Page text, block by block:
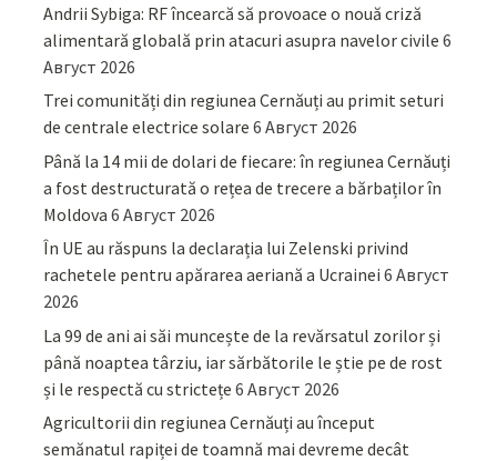
Andrii Sybiga: RF încearcă să provoace o nouă criză
alimentară globală prin atacuri asupra navelor civile 6
Август 2026
Trei comunități din regiunea Cernăuți au primit seturi
de centrale electrice solare 6 Август 2026
Până la 14 mii de dolari de fiecare: în regiunea Cernăuți
a fost destructurată o rețea de trecere a bărbaților în
Moldova 6 Август 2026
În UE au răspuns la declarația lui Zelenski privind
rachetele pentru apărarea aeriană a Ucrainei 6 Август
2026
La 99 de ani ai săi muncește de la revărsatul zorilor și
până noaptea târziu, iar sărbătorile le știe pe de rost
și le respectă cu strictețe 6 Август 2026
Agricultorii din regiunea Cernăuți au început
semănatul rapiței de toamnă mai devreme decât